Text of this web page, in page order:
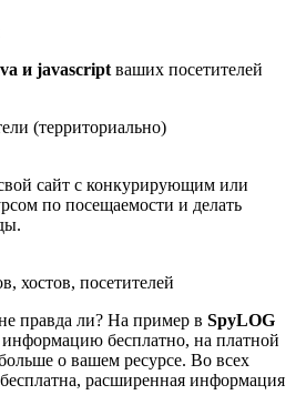
и javascript ваших посетителей
(территориально)
сайт с конкурирующим или
по посещаемости и делать
хостов, посетителей
правда ли? На пример в SpyLOG
бесплатно, на платной
о вашем ресурсе. Во всех
расширенная информация